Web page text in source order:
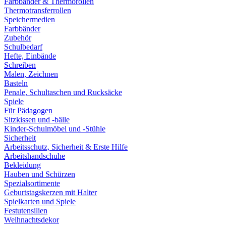
Thermotransferrollen
Speichermedien
Farbbänder
Zubehör
Schulbedarf
Hefte, Einbände
Schreiben
Malen, Zeichnen
Basteln
Penale, Schultaschen und Rucksäcke
Spiele
Für Pädagogen
Sitzkissen und -bälle
Kinder-Schulmöbel und -Stühle
Sicherheit
Arbeitsschutz, Sicherheit & Erste Hilfe
Arbeitshandschuhe
Bekleidung
Hauben und Schürzen
Spezialsortimente
Geburtstagskerzen mit Halter
Spielkarten und Spiele
Festutensilien
Weihnachtsdekor